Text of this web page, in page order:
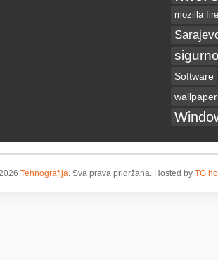
mozilla
Software
wallpaper
Tehnografija. Sva prava pridržana. Hosted by TG